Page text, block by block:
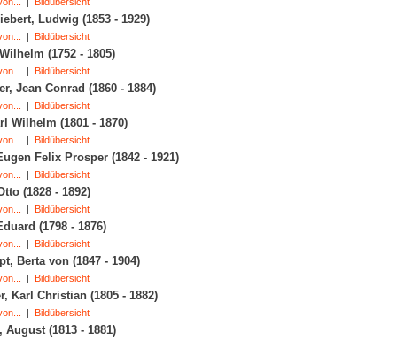
Ludwig (1853 - 1929)
| Bildübersicht
(1752 - 1805)
| Bildübersicht
Jean Conrad (1860 - 1884)
| Bildübersicht
Wilhelm (1801 - 1870)
| Bildübersicht
Felix Prosper (1842 - 1921)
| Bildübersicht
(1828 - 1892)
| Bildübersicht
(1798 - 1876)
| Bildübersicht
Berta von (1847 - 1904)
| Bildübersicht
Karl Christian (1805 - 1882)
| Bildübersicht
August (1813 - 1881)